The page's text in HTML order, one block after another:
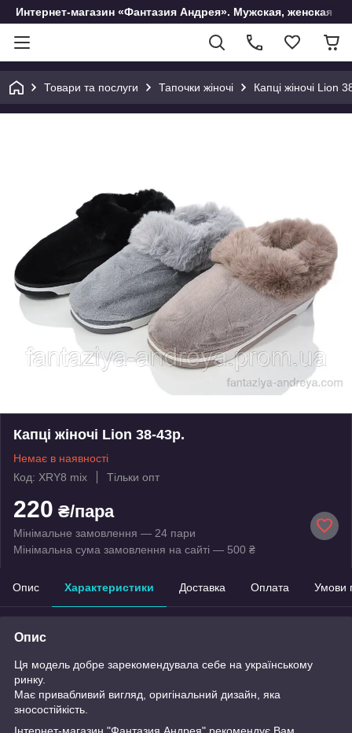
Интернет-магазин «Фантазия Андрея». Мужская, женская и
Товари та послуги Тапочки жіночі Капці жіночі Lion
Капці жіночі Lion 38-43р.
Немає в наявності
Код: XRY8 mix
Тільки опт
220 ₴/пара
Мінімальне замовлення — 24 пари
Мінімальна сума замовлення на сайті — 500 ₴
Опис Характеристики Доставка Оплата Умови
Опис
Ця модель добре зарекомендувала себе на українському
ринку.
Має привабливий вигляд, оригінальний дизайн, яка
зносостійкість.
Інтернет-магазин "Фантазия Андрея" рекомендує Вам